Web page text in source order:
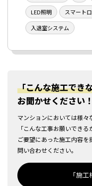
LED照明
スマート
入退室システム
「こんな施工でき
お聞かせください！
マンションにおいては様々
「こんな工事お願いでき
ご要望にあった施工内容
問い合わせください。
「施